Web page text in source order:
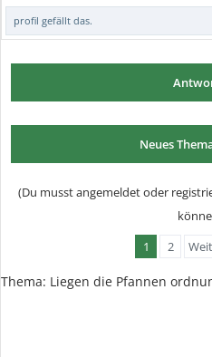
profil gefällt das.
Neues
(Du musst angemeldet oder
1
2
Thema: Liegen die Pfannen